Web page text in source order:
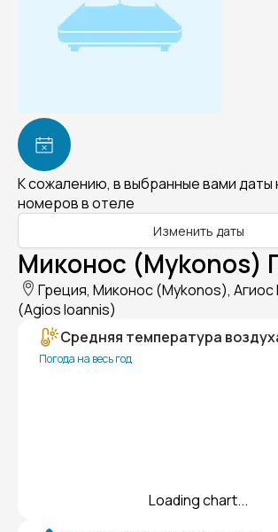
К сожалению, в выбранные вами даты
номеров в отеле
Изменить даты
Миконос (Mykonos)
Греция, Миконос (Mykonos), Агиос
(Agios Ioannis)
Средняя температура
Погода на весь год
Loading chart...